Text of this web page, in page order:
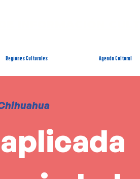
Regiónes Culturales Agenda Cultural